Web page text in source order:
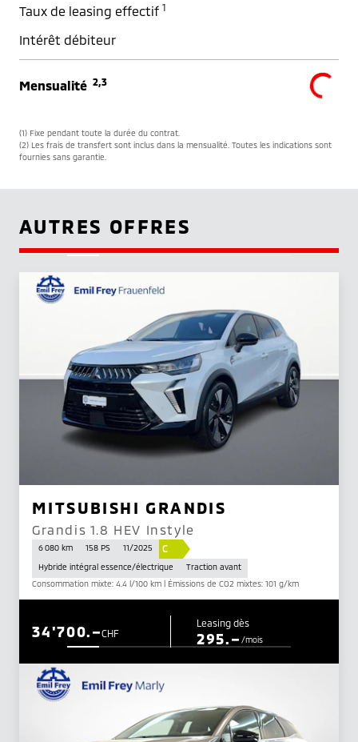
Taux de leasing effectif 1
Intérêt débiteur
Mensualité 2,3
(1) Fixe pendant toute la durée du contrat.
(2) Les frais de transfert sont inclus dans la mensualité. Toutes les indications sont
fournies sans garantie.
AUTRES OFFRES
MITSUBISHI GRANDIS
Grandis 1.8 HEV Instyle
6 080 km 158 PS 11/2025 C
Hybride intégral essence/électrique
Traction avant
Consommation mixte: 4.4 l/100 km | Émissions de CO2 mixtes: 101 g/km
CHF
34'700.– Leasing dès
295.– /mois